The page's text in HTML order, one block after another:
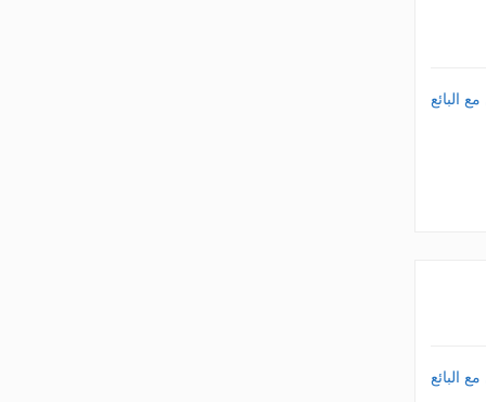
البائع
البائع